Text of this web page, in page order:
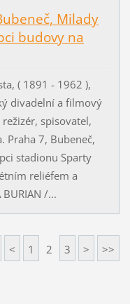
Milady
budovy na
( 1891 - 1962 ),
divadelní a filmový
spisovatel,
Praha 7, Bubeneč,
stadionu Sparty
reliéfem a
BURIAN /...
< 1 2 3 > >>